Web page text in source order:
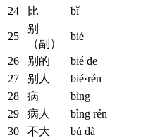
24
比 bǐ
25
别
（副）
bié
26 别的 bié de
27
别人 bié·rén
28
病 bìng
29
病人 bìng rén
30
不大 bú dà